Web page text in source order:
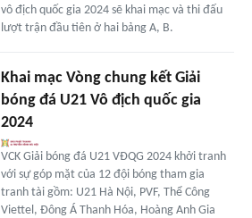
vô địch quốc gia 2024 sẽ khai mạc và thi đấu
lượt trận đầu tiên ở hai bảng A, B.
Khai mạc Vòng chung kết Giải
bóng đá U21 Vô địch quốc gia
2024
VCK Giải bóng đá U21 VĐQG 2024 khởi tranh
với sự góp mặt của 12 đội bóng tham gia
tranh tài gồm: U21 Hà Nội, PVF, Thể Công
Viettel, Đông Á Thanh Hóa, Hoàng Anh Gia